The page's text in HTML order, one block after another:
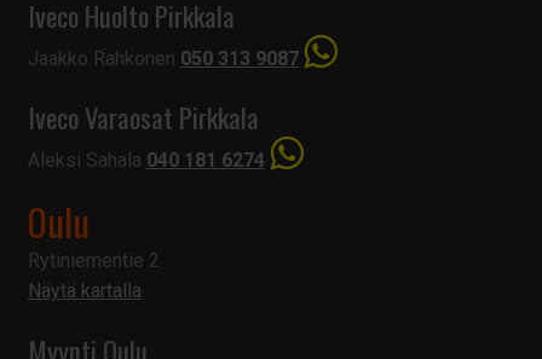
Iveco Huolto Pirkkala
Jaakko Rahkonen 050 313 9087
Iveco Varaosat Pirkkala
Aleksi Sahala 040 181 6274
Oulu
Rytiniementie 2
Näytä kartalla
Myynti Oulu